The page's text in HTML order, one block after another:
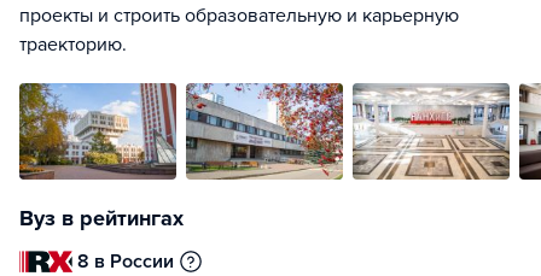
проекты и строить образовательную и карьерную
траекторию.
Вуз в рейтингах
8 в России